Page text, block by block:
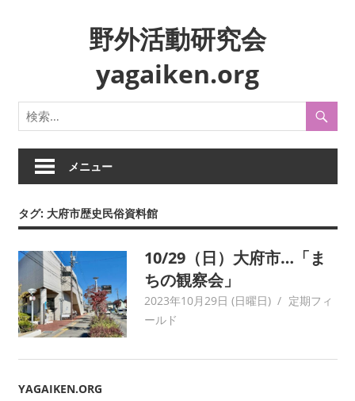
野外活動研究会
yagaiken.org
身
近
生
活
風
を
ィ
ー
ル
ー
メニュー
タグ: 大府市歴史民俗資料館
10/29（日）大府市…「ま
ちの観察会」
2023年10月29日 (日曜日) yagaiken
定期フィ
ールド
YAGAIKEN.ORG